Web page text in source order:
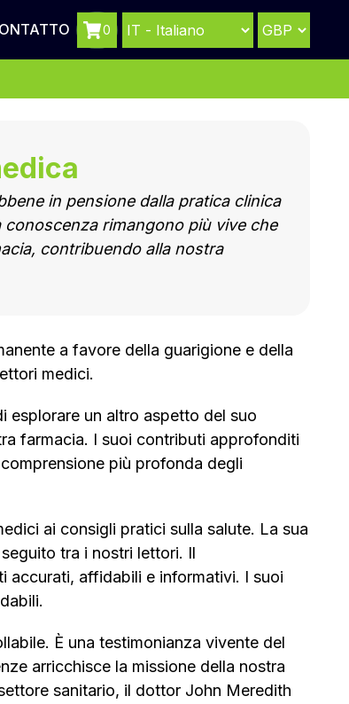
0
in pensione dalla pratica clinica
rimangono più vive che
contribuendo alla nostra
a favore della guarigione e della
medici.
esplorare un altro aspetto del suo
farmacia. I suoi contributi approfonditi
più profonda degli
ai consigli pratici sulla salute. La sua
tra i nostri lettori. Il
accurati, affidabili e informativi. I suoi
È una testimonianza vivente del
arricchisce la missione della nostra
sanitario, il dottor John Meredith